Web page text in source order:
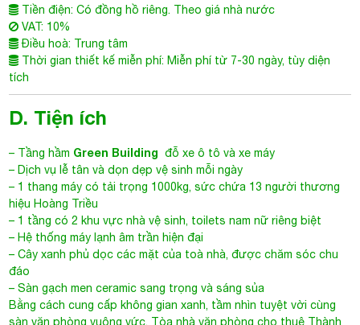
Tiền điện: Có đồng hồ riêng. Theo giá nhà nước
VAT: 10%
Điều hoà: Trung tâm
Thời gian thiết kế miễn phí: Miễn phí từ 7-30 ngày, tùy diện
tích
D. Tiện ích
– Tầng hầm Green Building đỗ xe ô tô và xe máy
– Dịch vụ lễ tân và dọn dẹp vệ sinh mỗi ngày
– 1 thang máy có tải trọng 1000kg, sức chứa 13 người thương
hiệu Hoàng Triều
– 1 tầng có 2 khu vực nhà vệ sinh, toilets nam nữ riêng biệt
– Hệ thống máy lạnh âm trần hiện đại
– Cây xanh phủ dọc các mặt của toà nhà, được chăm sóc chu
đáo
– Sàn gạch men ceramic sang trọng và sáng sủa
Bằng cách cung cấp không gian xanh, tầm nhìn tuyệt vời cùng
sàn văn phòng vuông vức, Tòa nhà văn phòng cho thuê Thành